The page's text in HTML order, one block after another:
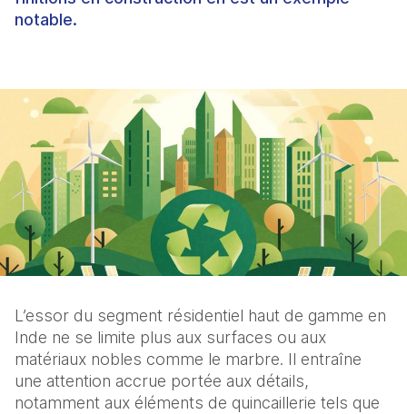
notable.
L’essor du segment résidentiel haut de gamme en
Inde ne se limite plus aux surfaces ou aux
matériaux nobles comme le marbre. Il entraîne
une attention accrue portée aux détails,
notamment aux éléments de quincaillerie tels que